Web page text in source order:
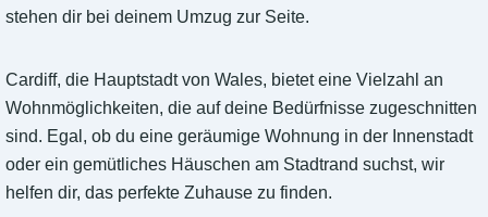
stehen dir bei deinem Umzug zur Seite.
Cardiff, die Hauptstadt von Wales, bietet eine Vielzahl an
Wohnmöglichkeiten, die auf deine Bedürfnisse zugeschnitten
sind. Egal, ob du eine geräumige Wohnung in der Innenstadt
oder ein gemütliches Häuschen am Stadtrand suchst, wir
helfen dir, das perfekte Zuhause zu finden.